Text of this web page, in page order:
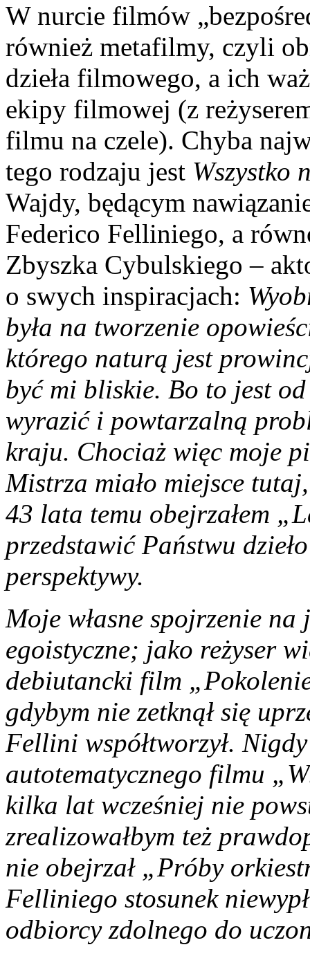
W nurcie filmów
również metafilmy, czyli
dzieła filmowego, a ich
ekipy filmowej (z
filmu na czele). Chyba
tego rodzaju jest Wszystko
Wajdy, będącym
Federico Felliniego, a
Zbyszka Cybulskiego –
o swych inspiracjach:
była na tworzenie
którego naturą jest
być mi bliskie. Bo to jest
wyrazić i powtarzalną
kraju. Chociaż więc moje
Mistrza miało miejsce
43 lata temu obejrzałem
przedstawić Państwu
perspektywy.
Moje własne spojrzenie na
egoistyczne; jako reżyser
debiutancki film
gdybym nie zetknął się
Fellini współtworzył.
autotematycznego filmu
kilka lat wcześniej nie
zrealizowałbym też
nie obejrzał „Próby
Felliniego stosunek
odbiorcy zdolnego do